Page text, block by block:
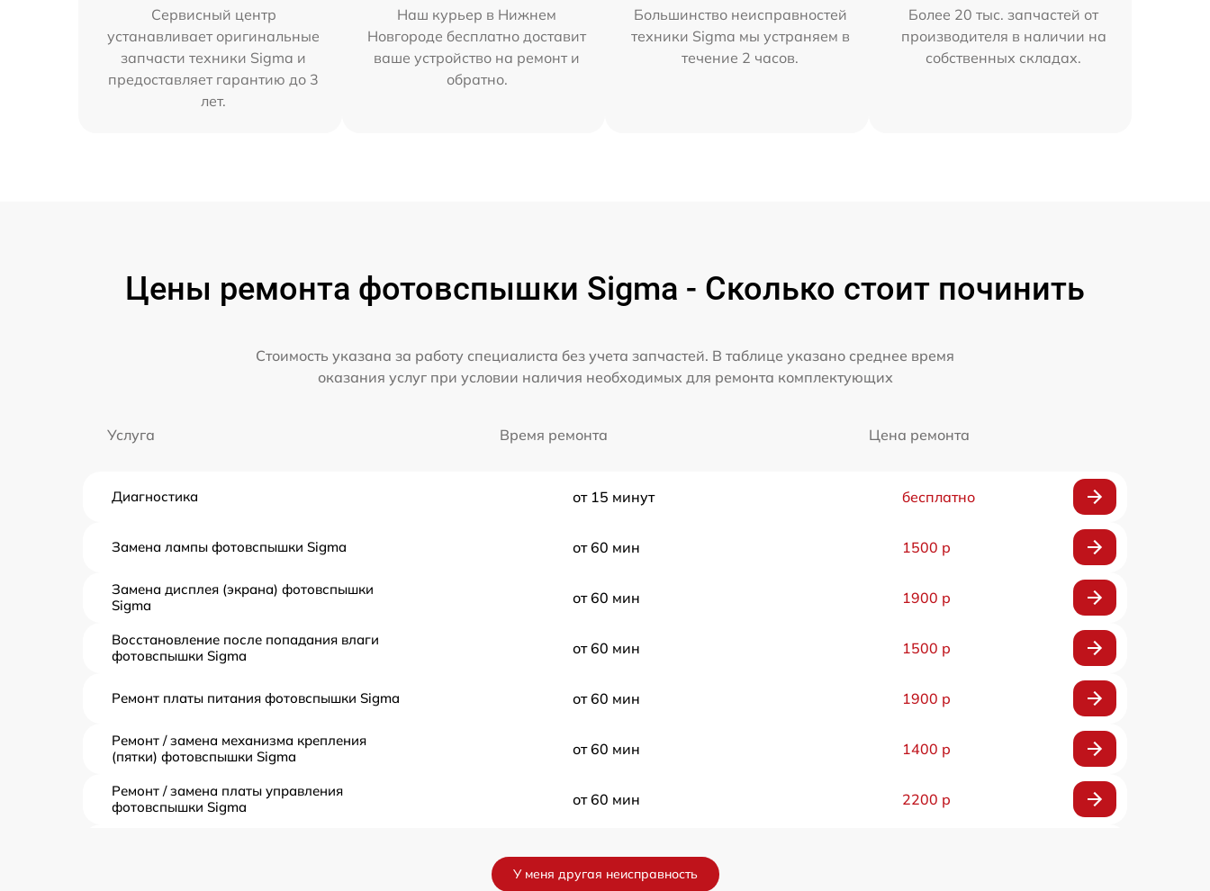
Сервисный центр
устанавливает оригинальные
запчасти техники Sigma и
предоставляет гарантию до 3
лет.
Наш курьер в Нижнем
Новгороде бесплатно доставит
ваше устройство на ремонт и
обратно.
Большинство неисправностей
техники Sigma мы устраняем в
течение 2 часов.
Более 20 тыс. запчастей от
производителя в наличии на
собственных складах.
Цены ремонта фотовспышки Sigma - Сколько стоит починить
Стоимость указана за работу специалиста без учета запчастей. В таблице указано среднее время
оказания услуг при условии наличия необходимых для ремонта комплектующих
Услуга Время ремонта Цена ремонта
Диагностика от 15 минут бесплатно
Замена лампы фотовспышки Sigma от 60 мин 1500 р
Замена дисплея (экрана) фотовспышки
Sigma
от 60 мин 1900 р
Восстановление после попадания влаги
фотовспышки Sigma
от 60 мин 1500 р
Ремонт платы питания фотовспышки Sigma от 60 мин 1900 р
Ремонт / замена механизма крепления
(пятки) фотовспышки Sigma
от 60 мин 1400 р
Ремонт / замена платы управления
фотовспышки Sigma
от 60 мин 2200 р
У меня другая неисправность